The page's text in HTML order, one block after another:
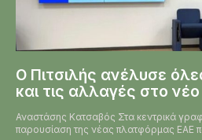
Ο Πιτσιλής ανέλυσε
και τις αλλαγές στο
Αναστάσης Κατσαβός Στα κεντρικά γραφεία της ΑΑΔΕ έγινε η
παρουσίαση της νέας πλατφόρμας ΕΑΕ